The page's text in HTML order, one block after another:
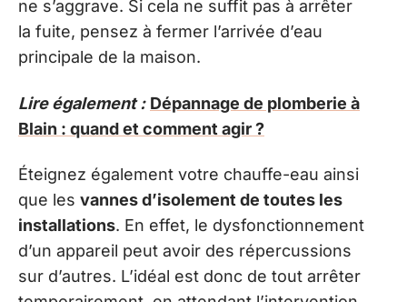
ne s’aggrave. Si cela ne suffit pas à arrêter
la fuite, pensez à fermer l’arrivée d’eau
principale de la maison.
Lire également : Dépannage de plomberie à
Blain : quand et comment agir ?
Éteignez également votre chauffe-eau ainsi
que les vannes d’isolement de toutes les
installations. En effet, le dysfonctionnement
d’un appareil peut avoir des répercussions
sur d’autres. L’idéal est donc de tout arrêter